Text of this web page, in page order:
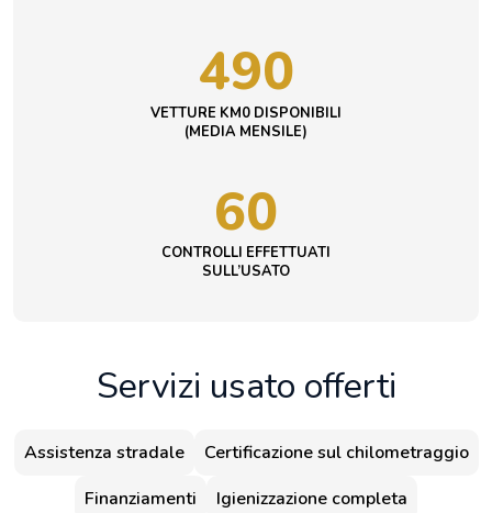
490
VETTURE KM0 DISPONIBILI
(MEDIA MENSILE)
60
CONTROLLI EFFETTUATI
SULL’USATO
Servizi usato offerti
Assistenza stradale
Certificazione sul chilometraggio
Finanziamenti
Igienizzazione completa